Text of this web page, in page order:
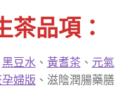
展
開
子
茶品項：
黑豆水 、 黃耆茶 、 元氣
婦版 、滋陰潤腸藥膳